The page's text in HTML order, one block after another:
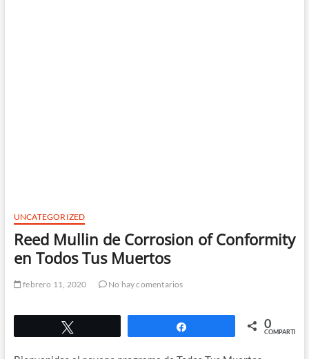
UNCATEGORIZED
Reed Mullin de Corrosion of Conformity
en Todos Tus Muertos
febrero 11, 2020 No hay comentarios
0
COMPARTIR